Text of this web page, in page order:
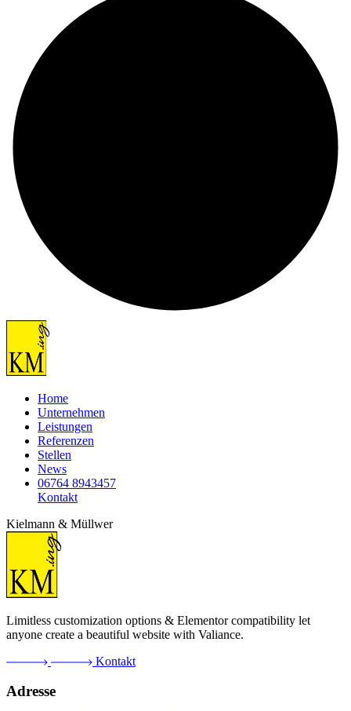
Home
Unternehmen
Leistungen
Referenzen
Stellen
News
06764 8943457
Kontakt
Kielmann & Müllwer
Limitless customization options & Elementor compatibility let
anyone create a beautiful website with Valiance.
Kontakt
Adresse